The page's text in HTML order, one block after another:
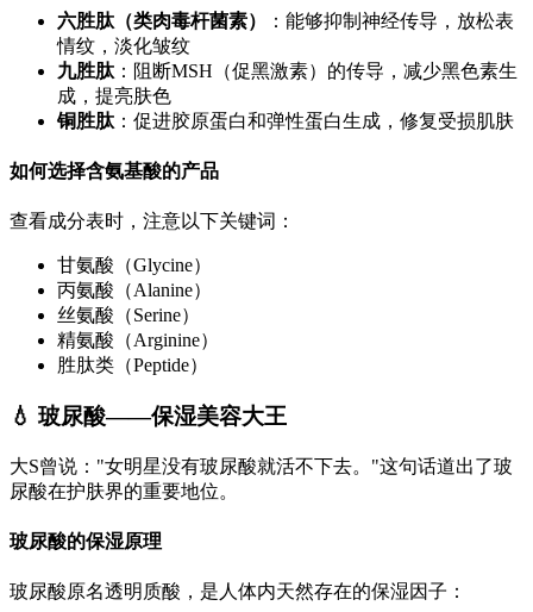
六胜肽（类肉毒杆菌素）
：能够抑制神经传导，放松表
情纹，淡化皱纹
九胜肽 ：阻断MSH（促黑激素）的传导，减少黑色素生
成，提亮肤色
铜胜肽 ：促进胶原蛋白和弹性蛋白生成，修复受损肌肤
如何选择含氨基酸的产品
查看成分表时，注意以下关键词：
甘氨酸（Glycine）
丙氨酸（Alanine）
丝氨酸（Serine）
精氨酸（Arginine）
胜肽类（Peptide）
💧 玻尿酸——保湿美容大王
大S曾说："女明星没有玻尿酸就活不下去。"这句话道出了玻
尿酸在护肤界的重要地位。
玻尿酸的保湿原理
玻尿酸原名透明质酸，是人体内天然存在的保湿因子：